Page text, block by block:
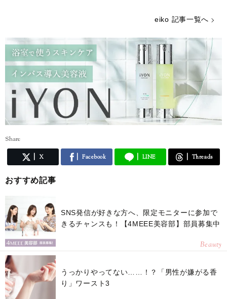
eiko 記事一覧へ
Share
X Facebook LINE Threads
おすすめ記事
SNS発信が好きな方へ、限定モニターに参加で
きるチャンスも！【4MEEE美容部】部員募集中
Beauty
うっかりやってない……！？「男性が嫌がる香
り」ワースト3